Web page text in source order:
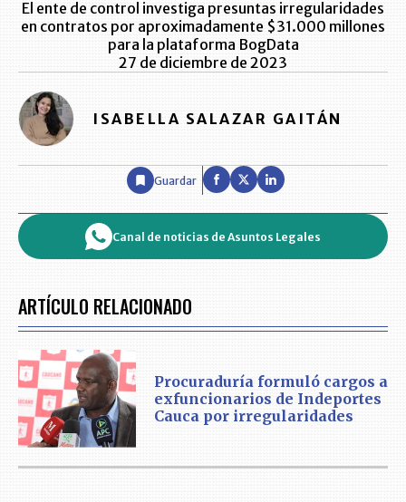
El ente de control investiga presuntas irregularidades
en contratos por aproximadamente $31.000 millones
para la plataforma BogData
27 de diciembre de 2023
ISABELLA SALAZAR GAITÁN
Guardar
Canal de noticias de Asuntos Legales
ARTÍCULO RELACIONADO
Procuraduría formuló cargos a
exfuncionarios de Indeportes
Cauca por irregularidades